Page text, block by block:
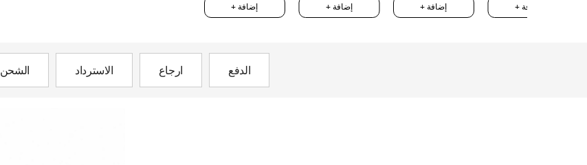
+ إضافة
+ إضافة
+ إضافة
+ إضافة
الشحن الاسترداد ارجاع الدفع